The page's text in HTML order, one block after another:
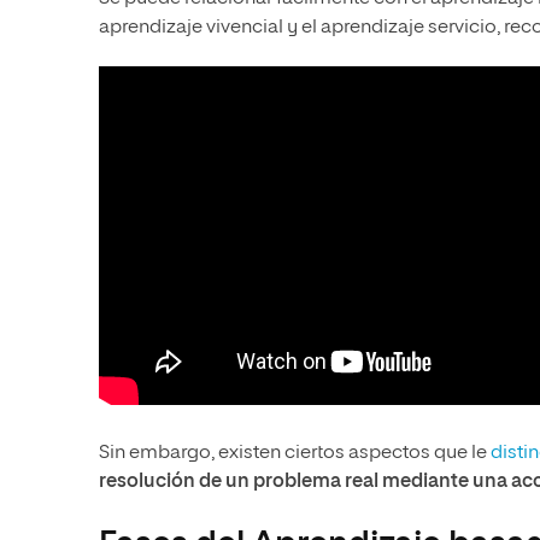
aprendizaje vivencial y el aprendizaje servicio,
Sin embargo, existen ciertos aspectos que le
resolución de un problema real mediante una